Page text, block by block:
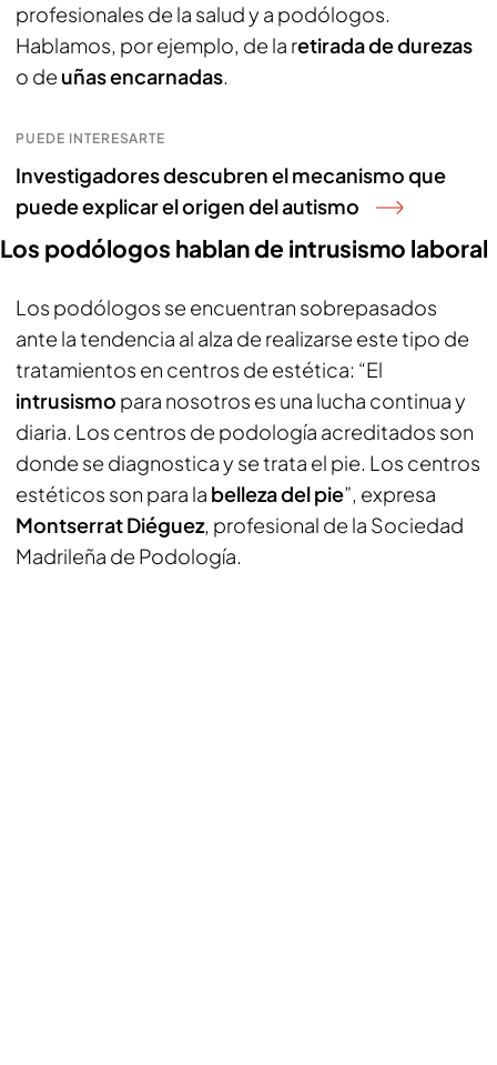
profesionales de la salud y a podólogos.
Hablamos, por ejemplo, de la retirada de durezas
o de uñas encarnadas.
PUEDE INTERESARTE
Investigadores descubren el mecanismo que
puede explicar el origen del autismo
Los podólogos hablan de intrusismo laboral
Los podólogos se encuentran sobrepasados
ante la tendencia al alza de realizarse este tipo de
tratamientos en centros de estética: “El
intrusismo para nosotros es una lucha continua y
diaria. Los centros de podología acreditados son
donde se diagnostica y se trata el pie. Los centros
estéticos son para la belleza del pie”, expresa
Montserrat Diéguez, profesional de la Sociedad
Madrileña de Podología.